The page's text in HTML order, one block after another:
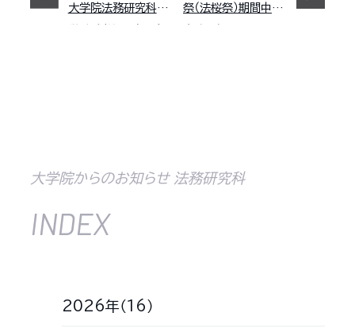
大学院法務研究科入
祭（法桜祭）期間中の
大学院からのお知らせ 法務研究科
INDEX
2026年（16）